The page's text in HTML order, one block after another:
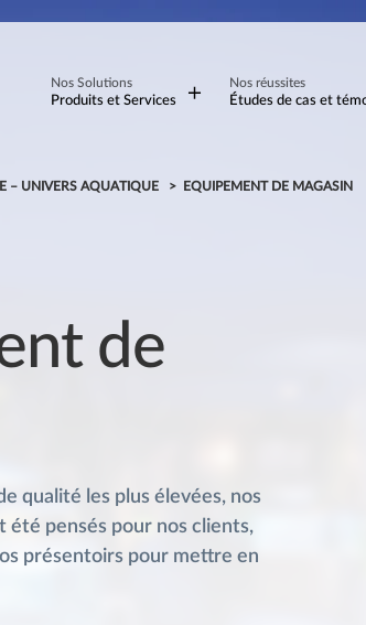
Nos Solutions
Produits et Services
Nos réussites
Études de cas et
– UNIVERS AQUATIQUE EQUIPEMENT DE MAGASIN
de
qualité les plus élevées, nos
été pensés pour nos clients,
présentoirs pour mettre en